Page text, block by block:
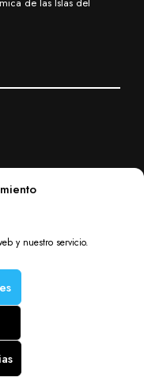
y nuestro servicio.
de las Islas del
2012-2025. All rights